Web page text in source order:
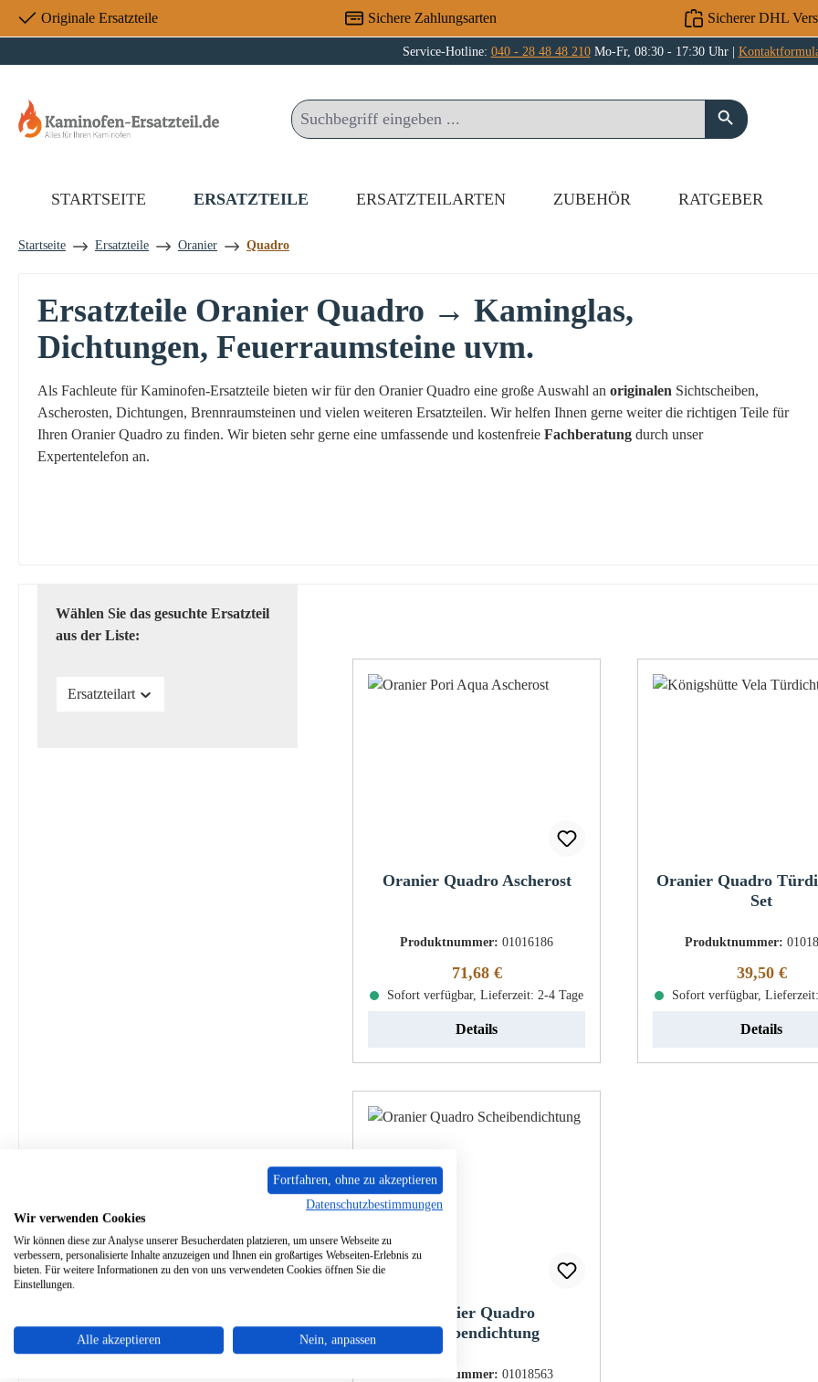
Hauptinhalt springen
Zur Suche springen
Zur Hauptnavigation springen
Originale Ersatzteile Sichere Zahlungsarten Sicherer DHL
Service-Hotline: 040 - 28 48 48 210Mo-Fr, 08:30 - 17:30 Uhr |
STARTSEITE ERSATZTEILE ERSATZTEILARTEN ZUBEHÖR RATGEBER
Startseite Ersatzteile Oranier Quadro
Ersatzteile Oranier Quadro → Kaminglas,
Dichtungen, Feuerraumsteine uvm.
Als Fachleute für Kaminofen-Ersatzteile bieten wir für den Oranier Quadro eine große Auswahl an originalen Sichtscheiben,
Ascherosten, Dichtungen, Brennraumsteinen und vielen weiteren Ersatzteilen. Wir helfen Ihnen gerne weiter die richtigen Teile für
Ihren Oranier Quadro zu finden. Wir bieten sehr gerne eine umfassende und kostenfreie Fachberatung durch unser
Expertentelefon an.
Wählen Sie das gesuchte Ersatzteil
aus der Liste:
Ersatzteilart
Oranier Quadro Ascherost
Produktnummer:01016186
Regulärer Preis:
71,68 €
Sofort verfügbar, Lieferzeit: 2-4 Tage
Details
Oranier Quadro
Set
Produktnummer:
Regulärer
39,50 €
Sofort verfügbar,
Details
Oranier Quadro
Scheibendichtung
Produktnummer:01018563
Fortfahren, ohne zu akzeptieren
Datenschutzbestimmungen
Wir verwenden Cookies
Wir können diese zur Analyse unserer Besucherdaten platzieren, um unsere Webseite zu
verbessern, personalisierte Inhalte anzuzeigen und Ihnen ein großartiges Webseiten-Erlebnis zu
bieten. Für weitere Informationen zu den von uns verwendeten Cookies öffnen Sie die
Einstellungen.
Alle akzeptieren Nein, anpassen